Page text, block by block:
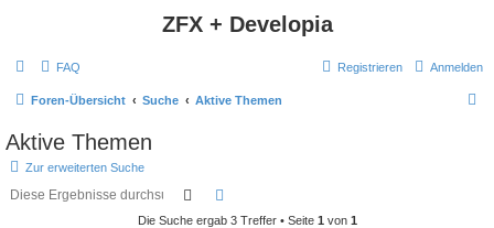
ZFX + Developia
FAQ Anmelden
Registrieren
Foren-Übersicht Suche Aktive Themen
Aktive Themen
Zur erweiterten Suche
Suche
Die Suche ergab 3 Treffer • Seite 1 von 1